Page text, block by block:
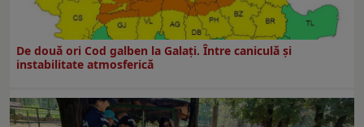
De două ori Cod galben la Galaţi. Între caniculă şi
instabilitate atmosferică